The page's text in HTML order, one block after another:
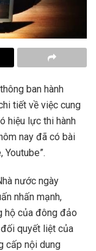
ban hành
tiết về việc cung
hiệu lực thi hành
nay đã có bài
Youtube”.
nước ngày
nhấn mạnh,
hộ của đông đảo
quyết liệt của
cấp nội dung